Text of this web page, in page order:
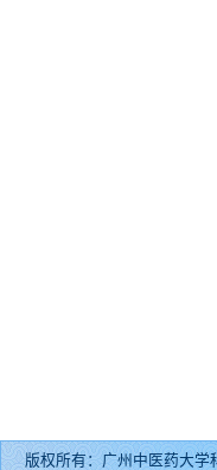
版权所有：广州中医药大